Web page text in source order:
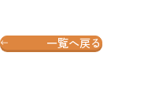
一覧へ戻る